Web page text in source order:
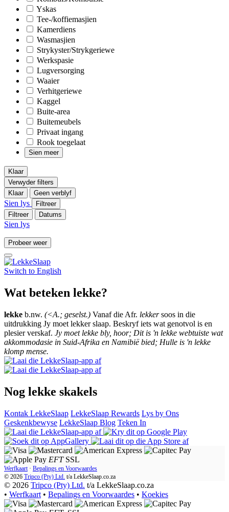
Yskas
Tee-/koffiemasjien
Kamerdiens
Wasmasjien
Strykyster/Strykgeriewe
Werkspasie
Lugversorging
Waaier
Verhitgeriewe
Kaggel
Buite-area
Buitemeubels
Privaat ingang
Rook toegelaat
Sien meer
Klaar
Verwyder filters
Klaar
Geen verblyf
Sien lys
Filtreer
Filtreer
Datums
Sien lys
Probeer weer
Switch to English
Wat beteken lekke?
lekke b.nw. (<A.; geselst.) Vanaf die Afr. lekkersoos in die
uitdrukking Jy moet lekker slaap. Beskryf iets wat genotvol is en
plesier verskaf. Jy moet lekke bly, hoor; Dit is 'n lekke webtuiste wat
akkommodasie in Suid-Afrika en Namibië bied; Hulle is 'n lekke
klomp mense.
Nog lekke skakels
Kontak LekkeSlaap LekkeSlaap Rewards Lys by Ons
Geskenkbewyse LekkeSlaap Blog Teken In
EFT SSL
Werfkaart · Bepalings en Voorwaardes
© 2026 Tripco (Pty) Ltd. t/a LekkeSlaap.co.za
© 2026 Tripco (Pty) Ltd. t/a LekkeSlaap.co.za
• Werfkaart • Bepalings en Voorwaardes • Koekies